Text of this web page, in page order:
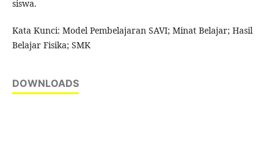
siswa.
Kata Kunci: Model Pembelajaran SAVI; Minat Belajar; Hasil
Belajar Fisika; SMK
DOWNLOADS